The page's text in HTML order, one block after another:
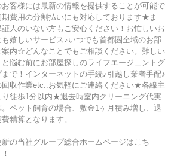
お客様には最新の情報を提供することが可能で
費用の分割払いにも対応しております★ま
証人のいない方もご安心ください！お忙しいお
嬉しいサービス♪いつでも首都圏全域のお部
案内☆どんなことでもご相談ください。難しい
と悩む前にお部屋探しのライフエージェントグ
まで！インターネットの手続♪引越し業者手配♪
回収作業etc..お気軽にご連絡ください★各線主
り徒歩1分以内★退去時室内クリーニング代実
。ペット飼育の場合、敷金1ヶ月積み増し、退
精算となります。
の当社グループ総合ホームページはこち